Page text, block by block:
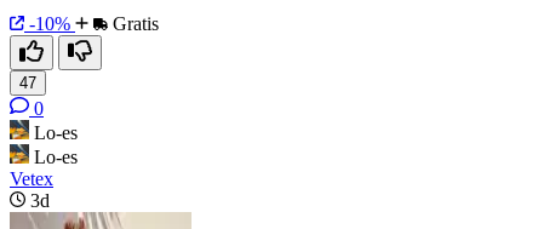
-10% Gratis
47
0
Lo-es
Lo-es
Vetex
3d